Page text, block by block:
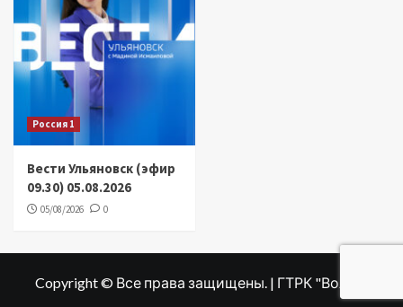
Россия 1
Вести Ульяновск (эфир
09.30) 05.08.2026
05/08/2026 0
Copyright © Все права защищены. | ГТРК "Волга"